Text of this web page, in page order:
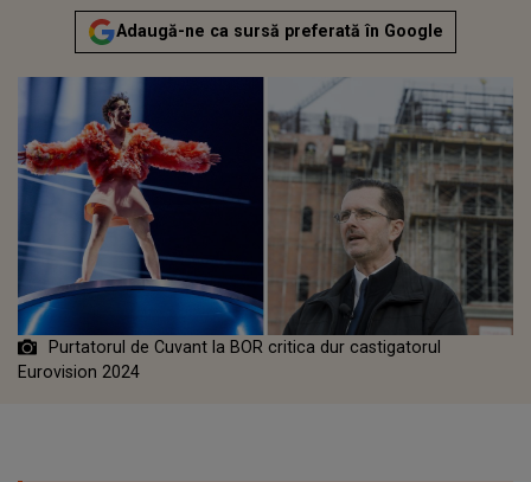
Adaugă-ne ca sursă preferată în Google
Purtatorul de Cuvant la BOR critica dur castigatorul
Eurovision 2024